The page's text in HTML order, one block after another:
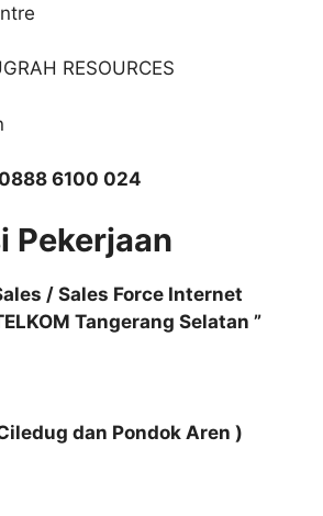
RESOURCES
6100 024
Pekerjaan
/ Sales Force Internet
Tangerang Selatan ”
dan Pondok Aren )